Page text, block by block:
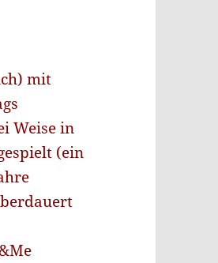
mit
Weise in
(ein